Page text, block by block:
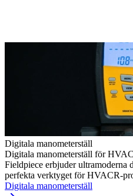
Digitala manometerställ
Digitala manometerställ för
Fieldpiece erbjuder ultramoderna
perfekta verktyget för HVACR-
Digitala manometerställ